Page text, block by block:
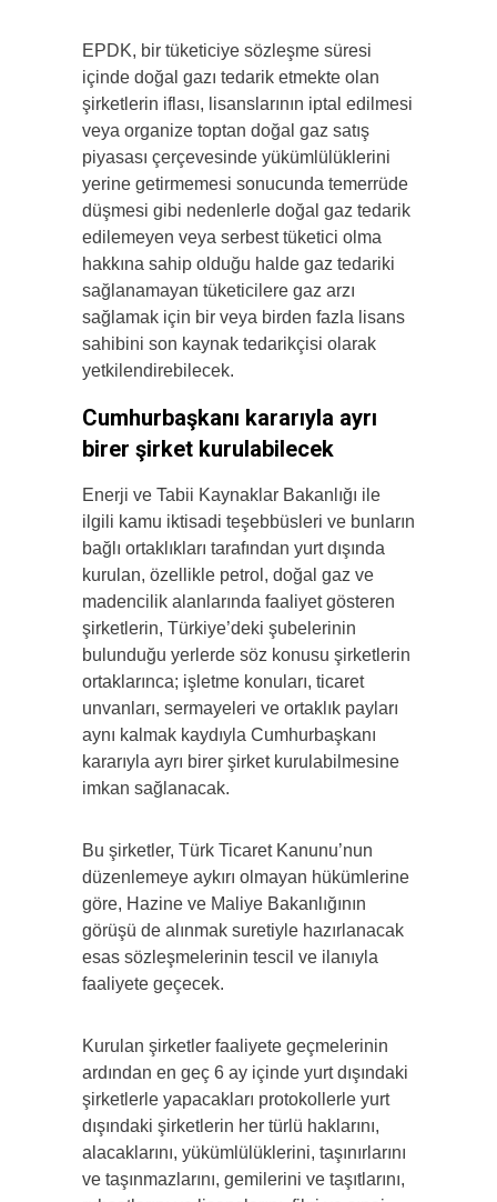
EPDK, bir tüketiciye sözleşme süresi
içinde doğal gazı tedarik etmekte olan
şirketlerin iflası, lisanslarının iptal edilmesi
veya organize toptan doğal gaz satış
piyasası çerçevesinde yükümlülüklerini
yerine getirmemesi sonucunda temerrüde
düşmesi gibi nedenlerle doğal gaz tedarik
edilemeyen veya serbest tüketici olma
hakkına sahip olduğu halde gaz tedariki
sağlanamayan tüketicilere gaz arzı
sağlamak için bir veya birden fazla lisans
sahibini son kaynak tedarikçisi olarak
yetkilendirebilecek.
Cumhurbaşkanı kararıyla ayrı
birer şirket kurulabilecek
Enerji ve Tabii Kaynaklar Bakanlığı ile
ilgili kamu iktisadi teşebbüsleri ve bunların
bağlı ortaklıkları tarafından yurt dışında
kurulan, özellikle petrol, doğal gaz ve
madencilik alanlarında faaliyet gösteren
şirketlerin, Türkiye’deki şubelerinin
bulunduğu yerlerde söz konusu şirketlerin
ortaklarınca; işletme konuları, ticaret
unvanları, sermayeleri ve ortaklık payları
aynı kalmak kaydıyla Cumhurbaşkanı
kararıyla ayrı birer şirket kurulabilmesine
imkan sağlanacak.
Bu şirketler, Türk Ticaret Kanunu’nun
düzenlemeye aykırı olmayan hükümlerine
göre, Hazine ve Maliye Bakanlığının
görüşü de alınmak suretiyle hazırlanacak
esas sözleşmelerinin tescil ve ilanıyla
faaliyete geçecek.
Kurulan şirketler faaliyete geçmelerinin
ardından en geç 6 ay içinde yurt dışındaki
şirketlerle yapacakları protokollerle yurt
dışındaki şirketlerin her türlü haklarını,
alacaklarını, yükümlülüklerini, taşınırlarını
ve taşınmazlarını, gemilerini ve taşıtlarını,